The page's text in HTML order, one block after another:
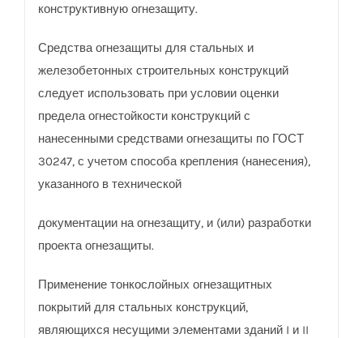
конструктивную огнезащиту.
Средства огнезащиты для стальных и
железобетонных строительных конструкций
следует использовать при условии оценки
предела огнестойкости конструкций с
нанесенными средствами огнезащиты по ГОСТ
30247, с учетом способа крепления (нанесения),
указанного в технической
документации на огнезащиту, и (или) разработки
проекта огнезащиты.
Применение тонкослойных огнезащитных
покрытий для стальных конструкций,
являющихся несущими элементами зданий I и II